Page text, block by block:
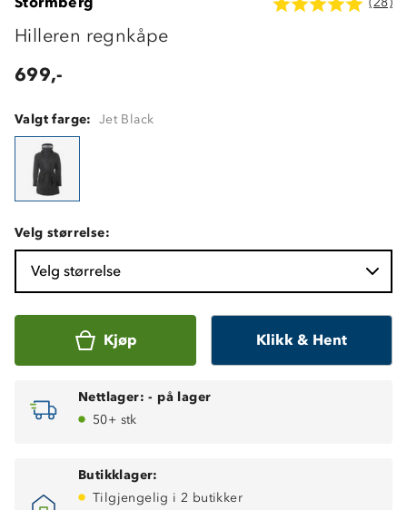
Hilleren regnkåpe
699,-
Valgt farge: Jet Black
Velg størrelse:
Velg størrelse
Kjøp Klikk & Hent
Nettlager: - på lager
50+ stk
Butikklager:
Tilgjengelig i 2 butikker